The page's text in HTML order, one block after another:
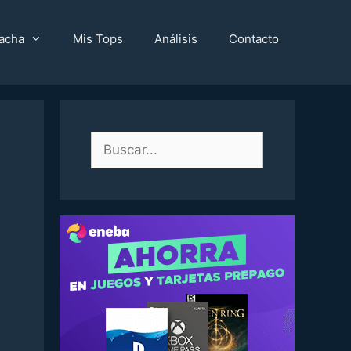
Mis Tops Análisis Contacto
Buscar: